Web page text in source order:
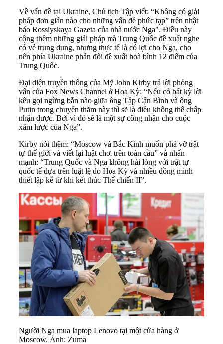
Về vấn đề tại Ukraine, Chủ tịch Tập viết: “Không có giải
pháp đơn giản nào cho những vấn đề phức tạp” trên nhật
báo Rossiyskaya Gazeta của nhà nước Nga". Điều này
cộng thêm những giải pháp mà Trung Quốc đề xuất nghe
có vẻ trung dung, nhưng thực tế là có lợi cho Nga, cho
nên phía Ukraine phản đối đề xuất hoà bình 12 điểm của
Trung Quốc.
Đại diện truyền thông của Mỹ John Kirby trả lời phỏng
vấn của Fox News Channel ở Hoa Kỳ: “Nếu có bất kỳ lời
kêu gọi ngừng bắn nào giữa ông Tập Cận Bình và ông
Putin trong chuyến thăm này thì sẽ là điều không thể chấp
nhận được. Bởi vì đó sẽ là một sự công nhận cho cuộc
xâm lược của Nga”.
Kirby nói thêm: “Moscow và Bắc Kinh muốn phá vỡ trật
tự thế giới và viết lại luật chơi trên toàn cầu” và nhấn
mạnh: “Trung Quốc và Nga không hài lòng với trật tự
quốc tế dựa trên luật lệ do Hoa Kỳ và nhiều đồng minh
thiết lập kể từ khi kết thúc Thế chiến II”.
Người Nga mua laptop Lenovo tại một cửa hàng ở
Moscow. Ảnh: Zuma